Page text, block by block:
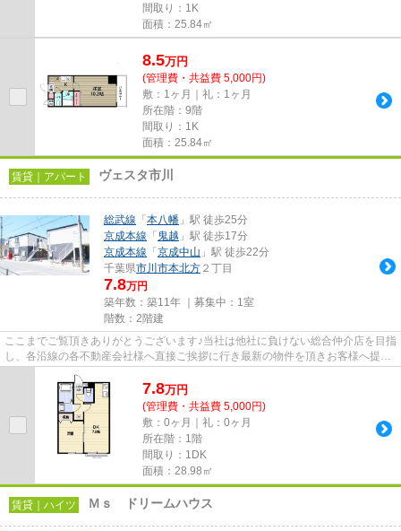
間取り：1K
面積：25.84㎡
8.5万円
(管理費・共益費 5,000円)
敷：1ヶ月｜礼：1ヶ月
所在階：9階
間取り：1K
面積：25.84㎡
賃貸｜アパート ヴェスタ市川
総武線 「 本八幡 」駅 徒歩25分
京成本線 「 鬼越 」駅 徒歩17分
京成本線 「 京成中山 」駅 徒歩22分
千葉県市川市本北方 ２丁目
7.8万円
築年数：築11年 ｜募集中： 1室
階数：2階建
ここまでご覧頂きありがとうございます♪当社は他社に負けない総合仲介店を目指
し、各沿線の各不動産会社様へ直接ご挨拶に行き最新の物件を頂きお客様へ提供
しております！最新の情報は...
7.8万円
(管理費・共益費 5,000円)
敷：0ヶ月｜礼：0ヶ月
所在階：1階
間取り：1DK
面積：28.98㎡
賃貸｜ハイツ Ｍｓ ドリームハウス